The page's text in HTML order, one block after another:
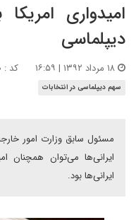
امیدواری
دیپلماسی
کد : ۱۹۱۹۴۶۰
سهم دیپلماسی در انتخابات
مسئول سابق وزارت امور
ایرانی‌ها می‌توان همچنان
ایرانی‌ها بود.